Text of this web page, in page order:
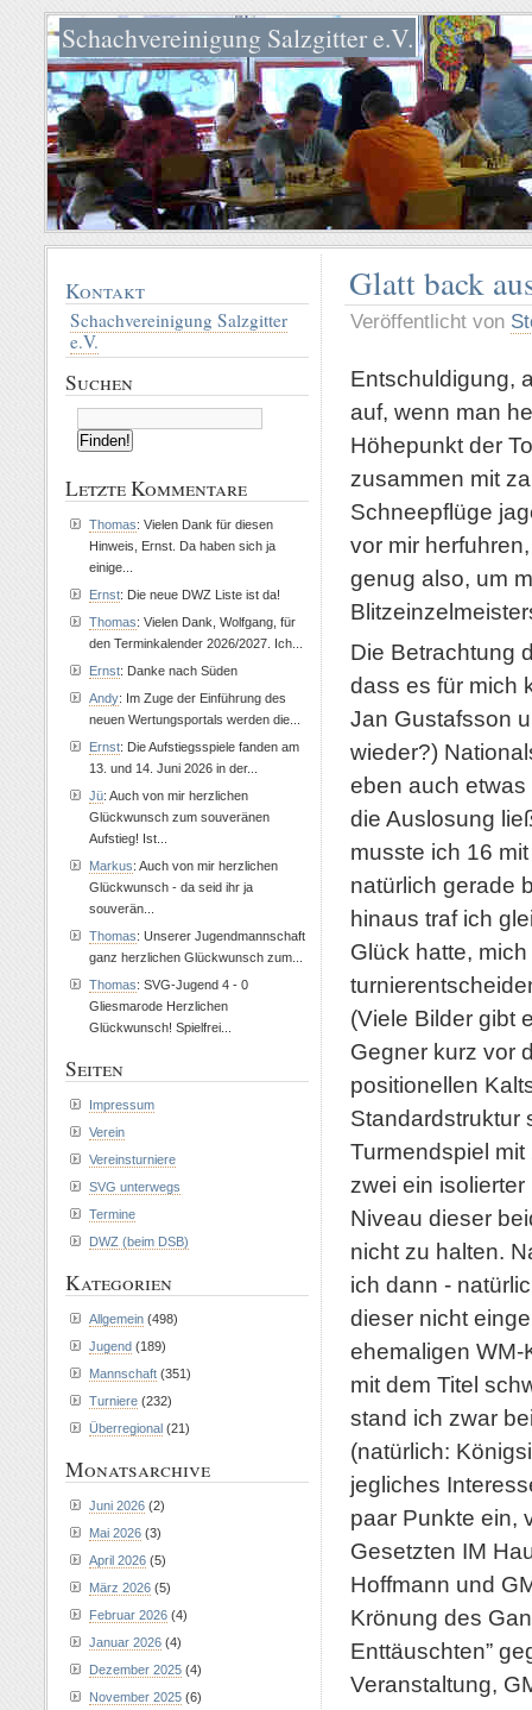
Schachvereinigung Salzgitter e.V.
Glatt back
Veröffentlicht von
Entschuldigung,
auf, wenn man
Höhepunkt der
zusammen mit
Schneepflüge
vor mir
genug also, um
Die Betrachtung
dass es für mich
Jan Gustafsson
wieder?)
eben auch etwas
die Auslosung
musste ich 16
natürlich gerade
hinaus traf ich
Glück hatte,
(Viele Bilder gibt
Gegner kurz vor
positionellen
Standardstruktur
Turmendspiel
zwei ein
Niveau dieser
nicht zu halten.
ich dann -
dieser nicht
ehemaligen WM-
mit dem Titel
stand ich zwar
(natürlich:
jegliches
paar Punkte ein,
Gesetzten IM
Hoffmann und
Krönung des
Enttäuschten”
Veranstaltung,
Kontakt
Schachvereinigung Salzgitter
e.V.
Suchen
Letzte Kommentare
Thomas: Vielen Dank für diesen
Hinweis, Ernst. Da haben sich ja
einige...
Ernst: Die neue DWZ Liste ist da!
Thomas: Vielen Dank, Wolfgang, für
den Terminkalender 2026/2027. Ich...
Ernst: Danke nach Süden
Andy: Im Zuge der Einführung des
neuen Wertungsportals werden die...
Ernst: Die Aufstiegsspiele fanden am
13. und 14. Juni 2026 in der...
Jü: Auch von mir herzlichen
Glückwunsch zum souveränen
Aufstieg! Ist...
Markus: Auch von mir herzlichen
Glückwunsch - da seid ihr ja
souverän...
Thomas: Unserer Jugendmannschaft
ganz herzlichen Glückwunsch zum...
Thomas: SVG-Jugend 4 - 0
Gliesmarode Herzlichen
Glückwunsch! Spielfrei...
Seiten
Impressum
Verein
Vereinsturniere
SVG unterwegs
Termine
DWZ (beim DSB)
Kategorien
Allgemein (498)
Jugend (189)
Mannschaft (351)
Turniere (232)
Überregional (21)
Monatsarchive
Juni 2026 (2)
Mai 2026 (3)
April 2026 (5)
März 2026 (5)
Februar 2026 (4)
Januar 2026 (4)
Dezember 2025 (4)
November 2025 (6)